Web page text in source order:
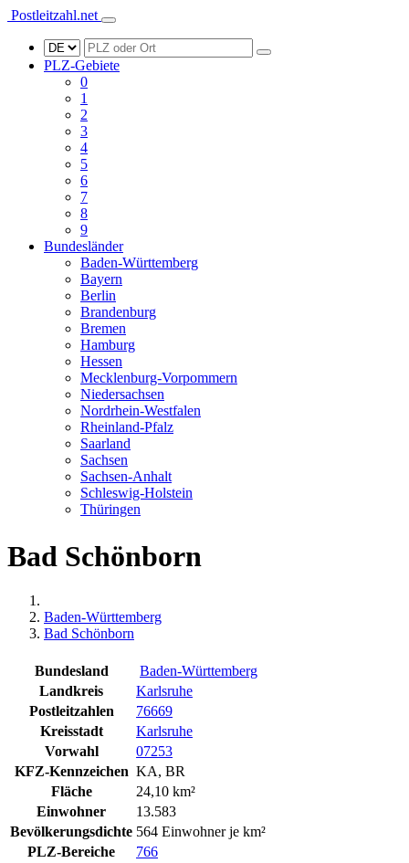
Postleitzahl.net
PLZ-Gebiete
0
1
2
3
4
5
6
7
8
9
Bundesländer
Baden-Württemberg
Bayern
Berlin
Brandenburg
Bremen
Hamburg
Hessen
Mecklenburg-Vorpommern
Niedersachsen
Nordrhein-Westfalen
Rheinland-Pfalz
Saarland
Sachsen
Sachsen-Anhalt
Schleswig-Holstein
Thüringen
Bad Schönborn
Baden-Württemberg
Bad Schönborn
Bundesland
Baden-Württemberg
Landkreis
Karlsruhe
Postleitzahlen
76669
Kreisstadt
Karlsruhe
Vorwahl
07253
KFZ-Kennzeichen KA, BR
Fläche
24,10 km²
Einwohner
13.583
Bevölkerungsdichte 564 Einwohner je km²
PLZ-Bereiche
766